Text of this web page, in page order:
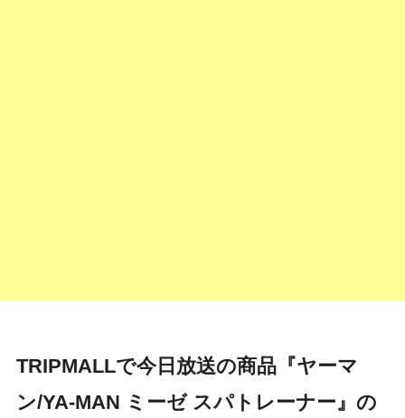
TRIPMALLで今日放送の商品『ヤーマ
ン/YA-MAN ミーゼ スパトレーナー』の